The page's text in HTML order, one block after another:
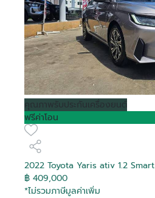
คุณภาพรับประกันเครื่องยนต์
ฟรีค่าโอน
2022 Toyota Yaris ativ 1.2 Smart
฿ 409,000
*ไม่รวมภาษีมูลค่าเพิ่ม